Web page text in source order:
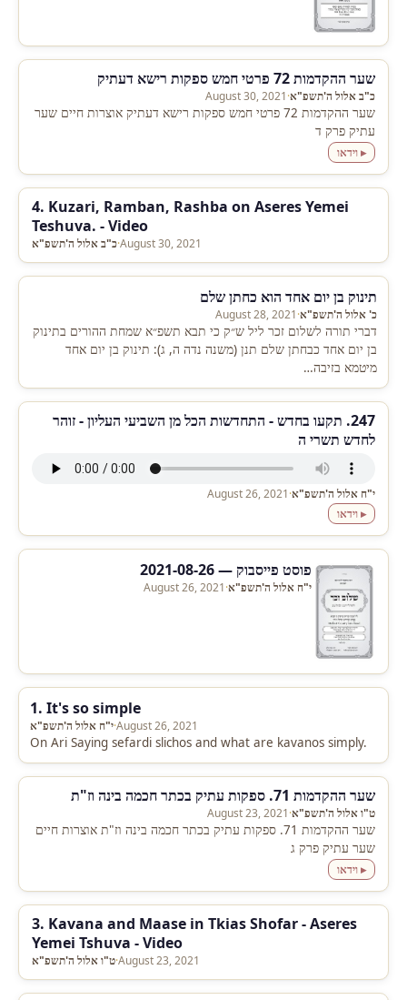
שער ההקדמות 72 פרטי חמש ספקות רישא דעתיק
כ"ב אלול ה'תשפ"א·
August 30, 2021
שער ההקדמות 72 פרטי חמש ספקות רישא דעתיק אוצרות חיים שער
עתיק פרק ד
▸ וידאו
4. Kuzari, Ramban, Rashba on Aseres Yemei
Teshuva. - Video
כ"ב אלול ה'תשפ"א·August 30, 2021
תינוק בן יום אחד הוא כחתן שלם
כ' אלול ה'תשפ"א·
August 28, 2021
דברי תורה לשלום זכר ליל ש״ק כי תבא תשפ״א שמחת ההורים בתינוק
בן יום אחד כבחתן שלם תנן (משנה נדה ה, ג): תינוק בן יום אחד
מיטמא בזיבה…
247. תקעו בחדש - התחדשות הכל מן השביעי העליון - זוהר
לחדש תשרי ה
י"ח אלול ה'תשפ"א·
August 26, 2021
▸ וידאו
פוסט פייסבוק — 2021-08-26
י"ח אלול ה'תשפ"א·
August 26, 2021
1. It's so simple
י"ח אלול ה'תשפ"א·August 26, 2021
On Ari Saying sefardi slichos and what are kavanos simply.
שער ההקדמות 71. ספקות עתיק בכתר חכמה בינה וז"ת
ט"ו אלול ה'תשפ"א·
August 23, 2021
שער ההקדמות 71. ספקות עתיק בכתר חכמה בינה וז"ת אוצרות חיים
שער עתיק פרק ג
▸ וידאו
3. Kavana and Maase in Tkias Shofar - Aseres
Yemei Tshuva - Video
ט"ו אלול ה'תשפ"א·August 23, 2021